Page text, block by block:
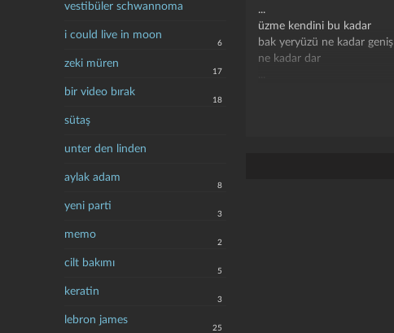
vestibüler schwannoma
i could live in moon
6
zeki müren
17
bir video bırak
18
sütaş
unter den linden
aylak adam
8
yeni parti
3
memo
2
cilt bakımı
5
keratin
3
lebron james
25
...
üzme kendini bu kadar
bak yeryüzü ne kadar geniş
ne kadar dar